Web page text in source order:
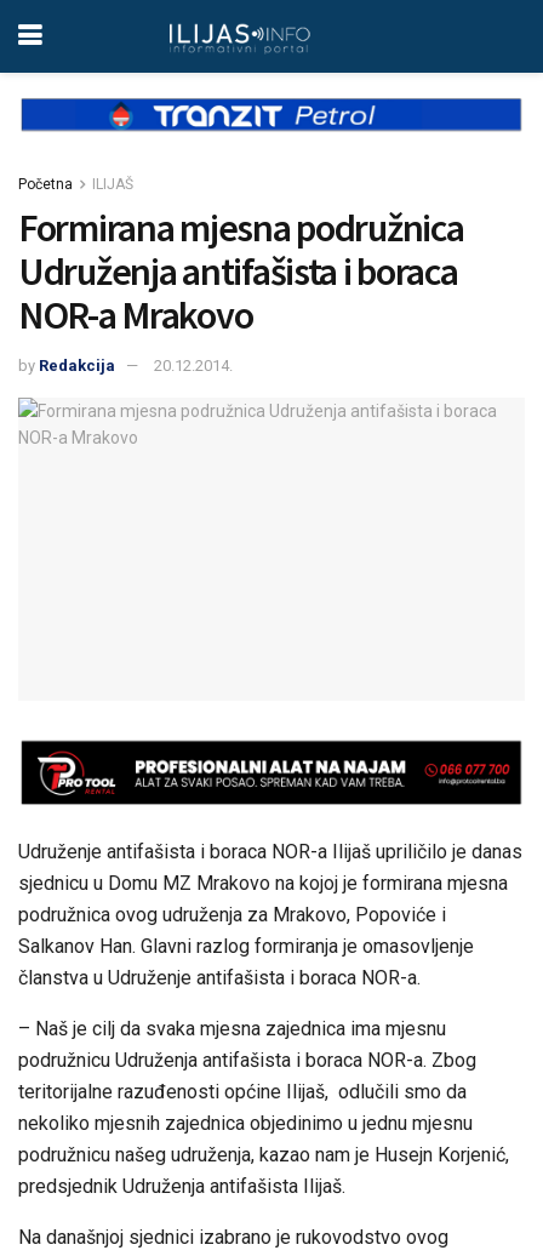
Početna ILIJAŠ
Formirana mjesna podružnica
Udruženja antifašista i boraca
NOR-a Mrakovo
by Redakcija 20.12.2014.
Udruženje antifašista i boraca NOR-a Ilijaš upriličilo je danas
sjednicu u Domu MZ Mrakovo na kojoj je formirana mjesna
podružnica ovog udruženja za Mrakovo, Popoviće i
Salkanov Han. Glavni razlog formiranja je omasovljenje
članstva u Udruženje antifašista i boraca NOR-a.
– Naš je cilj da svaka mjesna zajednica ima mjesnu
podružnicu Udruženja antifašista i boraca NOR-a. Zbog
teritorijalne razuđenosti općine Ilijaš, odlučili smo da
nekoliko mjesnih zajednica objedinimo u jednu mjesnu
podružnicu našeg udruženja, kazao nam je Husejn Korjenić,
predsjednik Udruženja antifašista Ilijaš.
Na današnjoj sjednici izabrano je rukovodstvo ovog